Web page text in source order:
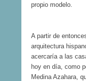
propio modelo.
A partir de
arquitectura
acercaría a las
hoy en día, como
Medina Azahara,